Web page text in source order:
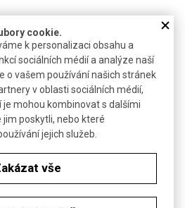
H334-H335-H315-H319
+4 °C
€
cookie.
k personalizaci obsahu a
sociálních médií a analýze naší
o vašem používání našich stránek
v oblasti sociálních médií,
je mohou kombinovat s dalšími
poskytli, nebo které
jejich služeb.
vše